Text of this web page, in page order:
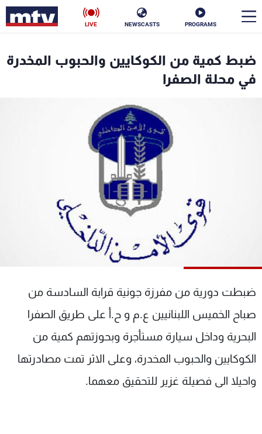
PROGRAMS
NEWSCASTS
LIVE
ضبط كمية من الكوكايين والحبوب المخدرة
في محلة الصفرا
ضبطت دورية من مفرزة جونية قرابة السادسة من
صباح الخميس اللبنانيين ع.م و ح.أ على طريق الصفرا
البحرية وداخل سيارة مستأجرة وبحوزتهم كمية من
الكوكايين والحبوب المخدرة، وعلى الاثر تمت مصادرتها
واحيلا الى فصيلة غزير للتحقيق معهما.
الأخبار
ناس
فن
رياضة
الترددات
الإنـتـاج
لاعلاناتكم
وظائف
تواصل معنا
شروط الإسـتخدام
سياسة الخصوصية